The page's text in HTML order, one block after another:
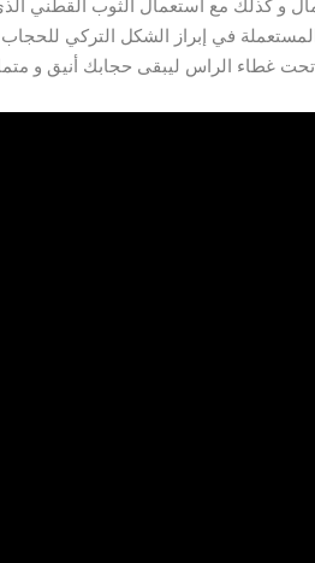
و كذلك مع استعمال الثوب القطني
في إبراز الشكل التركي للحجاب
غطاء الراس ليبقى حجابك أنيق و